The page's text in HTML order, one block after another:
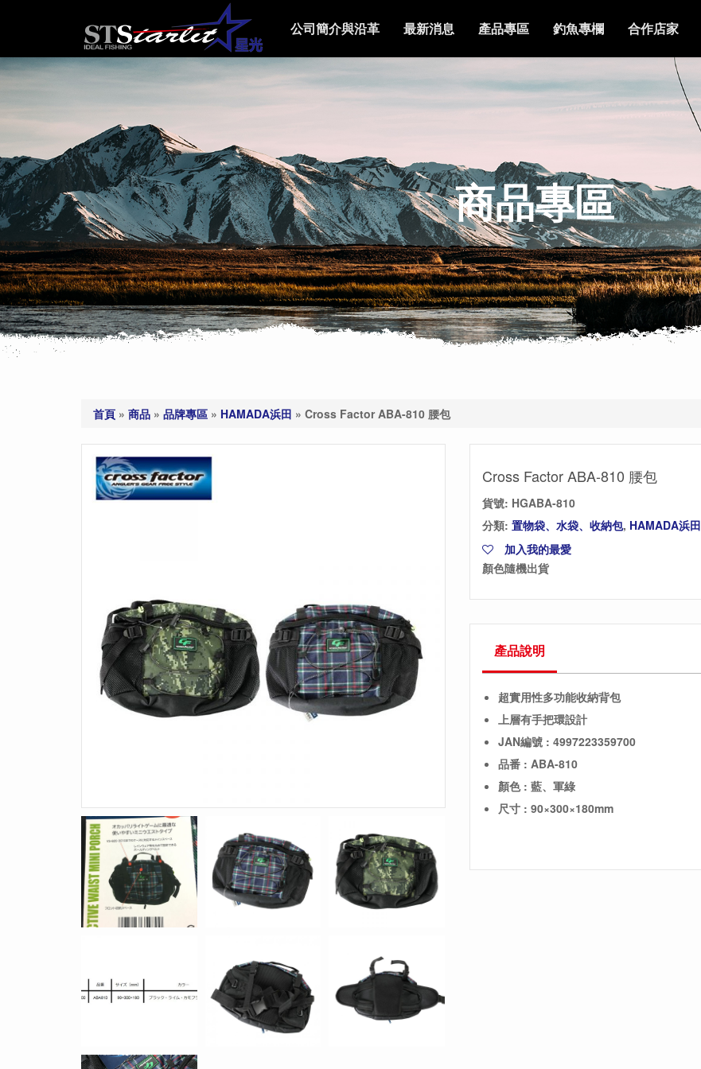
公司簡介與沿革 最新消息 產品專區 釣魚專欄 合作店家
商品專區
首頁 » 商品 » 品牌專區 » HAMADA浜田 » Cross Factor ABA-810 腰包
Cross Factor ABA-810 腰包
貨號: HGABA-810
分類: 置物袋、水袋、收納包, HAMADA浜田
加入我的最愛
顏色隨機出貨
產品說明
超實用性多功能收納背包
上層有手把環設計
JAN編號 : 4997223359700
品番 : ABA-810
顏色 : 藍、軍綠
尺寸 : 90×300×180mm